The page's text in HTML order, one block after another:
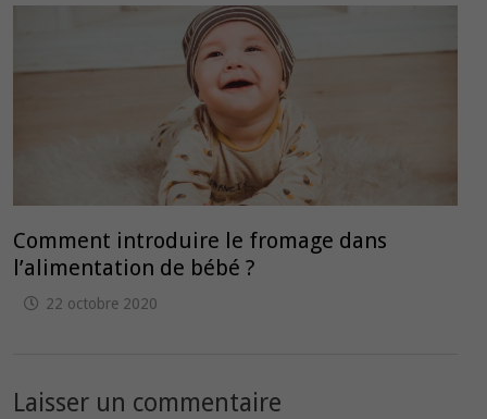
Comment introduire le fromage dans
l’alimentation de bébé ?
22 octobre 2020
Laisser un commentaire